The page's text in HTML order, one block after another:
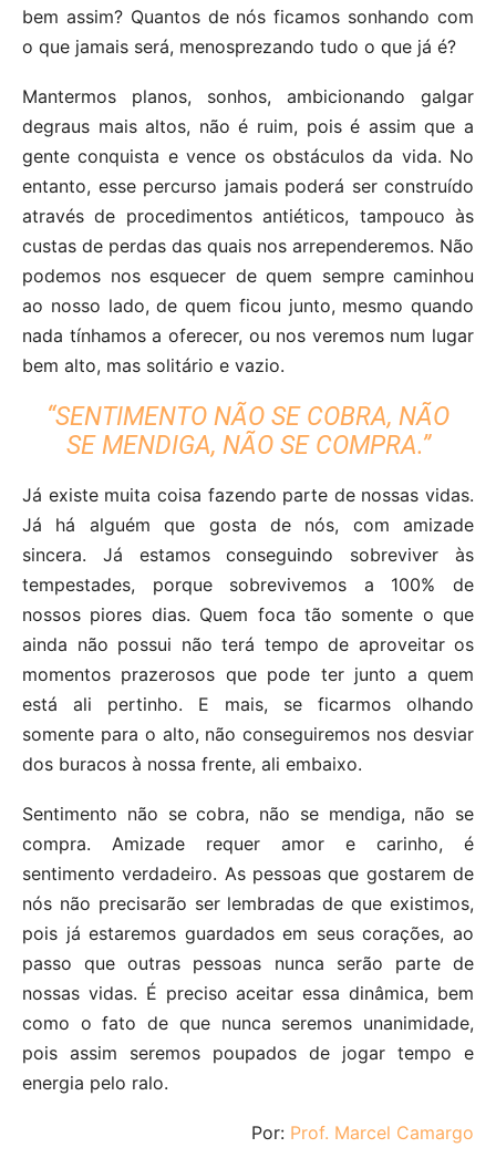
bem assim? Quantos de nós ficamos sonhando com
o que jamais será, menosprezando tudo o que já é?
Mantermos planos, sonhos, ambicionando galgar
degraus mais altos, não é ruim, pois é assim que a
gente conquista e vence os obstáculos da vida. No
entanto, esse percurso jamais poderá ser construído
através de procedimentos antiéticos, tampouco às
custas de perdas das quais nos arrependeremos. Não
podemos nos esquecer de quem sempre caminhou
ao nosso lado, de quem ficou junto, mesmo quando
nada tínhamos a oferecer, ou nos veremos num lugar
bem alto, mas solitário e vazio.
“SENTIMENTO NÃO SE COBRA, NÃO
SE MENDIGA, NÃO SE COMPRA.”
Já existe muita coisa fazendo parte de nossas vidas.
Já há alguém que gosta de nós, com amizade
sincera. Já estamos conseguindo sobreviver às
tempestades, porque sobrevivemos a 100% de
nossos piores dias. Quem foca tão somente o que
ainda não possui não terá tempo de aproveitar os
momentos prazerosos que pode ter junto a quem
está ali pertinho. E mais, se ficarmos olhando
somente para o alto, não conseguiremos nos desviar
dos buracos à nossa frente, ali embaixo.
Sentimento não se cobra, não se mendiga, não se
compra. Amizade requer amor e carinho, é
sentimento verdadeiro. As pessoas que gostarem de
nós não precisarão ser lembradas de que existimos,
pois já estaremos guardados em seus corações, ao
passo que outras pessoas nunca serão parte de
nossas vidas. É preciso aceitar essa dinâmica, bem
como o fato de que nunca seremos unanimidade,
pois assim seremos poupados de jogar tempo e
energia pelo ralo.
Por: Prof. Marcel Camargo